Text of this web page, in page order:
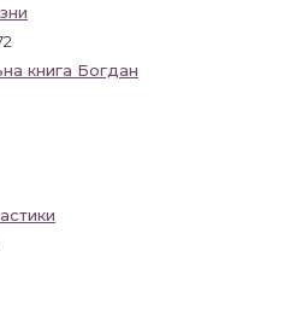
книга Богдан